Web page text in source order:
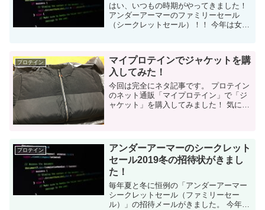
はい、いつもの時期がやってきました！
アンダーアーマーのファミリーセール
（シークレットセール）！！ 今年は女性
も書いてみました。 今年の東京は7月28
日か...
プロテイン
マイプロテインでジャケットを購
入してみた！
今回は完全にネタ記事です。 プロテイン
のネット通販「マイプロテイン」で「ジ
ャケット」を購入してみました！ 気にな
プロテイン
アンダーアーマーのシークレット
セール2019冬の招待状がきまし
た！
毎年夏と冬に恒例の「アンダーアーマー
シークレットセール（ファミリーセー
ル）」の招待メールがきました。 今年も